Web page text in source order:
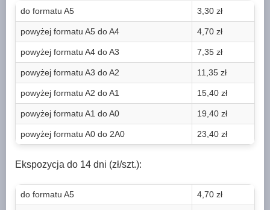
do formatu A5 3,30 zł
powyżej formatu A5 do A4 4,70 zł
powyżej formatu A4 do A3 7,35 zł
powyżej formatu A3 do A2 11,35 zł
powyżej formatu A2 do A1 15,40 zł
powyżej formatu A1 do A0 19,40 zł
powyżej formatu A0 do 2A0 23,40 zł
Ekspozycja do 14 dni (zł/szt.):
do formatu A5 4,70 zł